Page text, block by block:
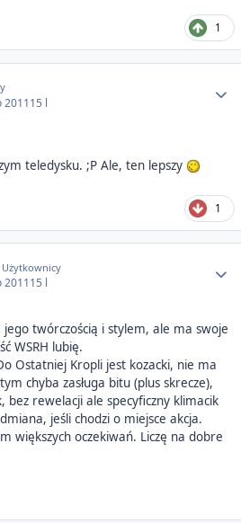
1
201115 l
teledysku. ;P Ale, ten lepszy
1
Użytkownicy
201115 l
twórczością i stylem, ale ma swoje
WSRH lubię.
Ostatniej Kropli jest kozacki, nie ma
chyba zasługa bitu (plus skrecze),
bez rewelacji ale specyficzny klimacik
jeśli chodzi o miejsce akcja.
większych oczekiwań. Liczę na dobre